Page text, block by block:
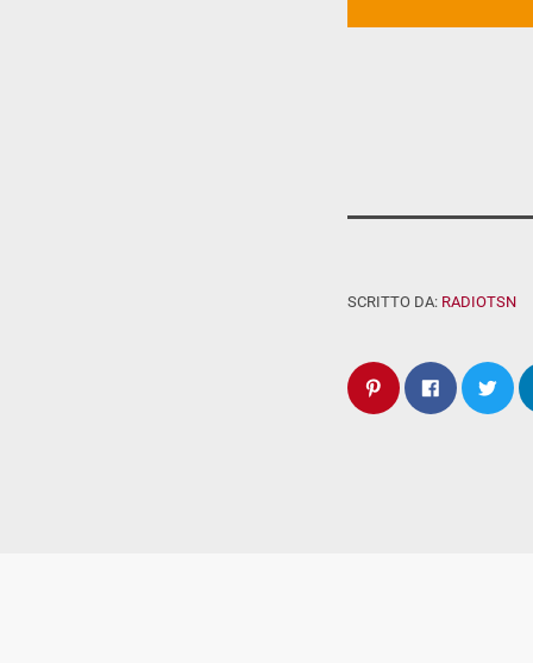
SCRITTO DA: RADIOTSN